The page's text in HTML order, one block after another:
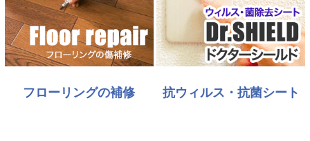
フローリングの補修 抗ウィルス・抗菌シート